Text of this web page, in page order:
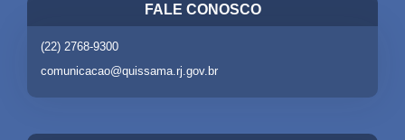
FALE CONOSCO
(22) 2768-9300
comunicacao@quissama.rj.gov.br